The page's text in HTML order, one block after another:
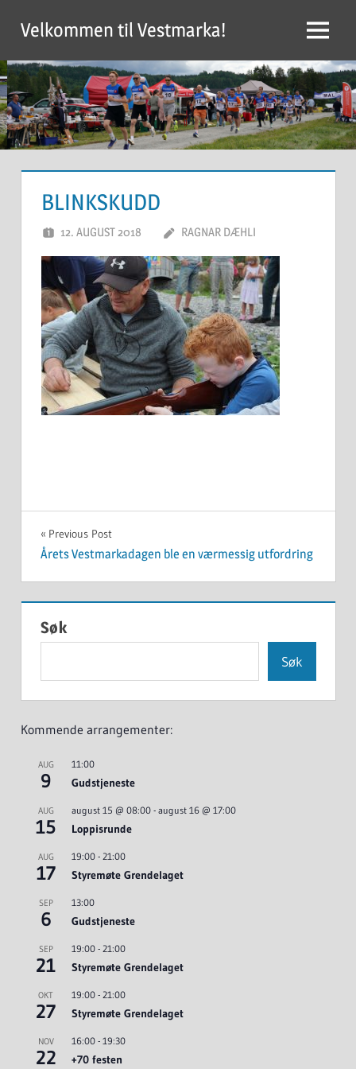
content
Velkommen til Vestmarka! Menu
BLINKSKUDD
12. AUGUST 2018 RAGNAR DÆHLI
Innleggsnavigasjon
Previous Post
Årets Vestmarkadagen ble en værmessig utfordring
Søk
Søk
Kommende arrangementer:
AUG
9
11:00
Gudstjeneste
AUG
15
august 15 @ 08:00- august 16 @ 17:00
Loppisrunde
AUG
17
19:00- 21:00
Styremøte Grendelaget
SEP
6
13:00
Gudstjeneste
SEP
21
19:00- 21:00
Styremøte Grendelaget
OKT
27
19:00- 21:00
Styremøte Grendelaget
NOV
22
16:00- 19:30
+70 festen